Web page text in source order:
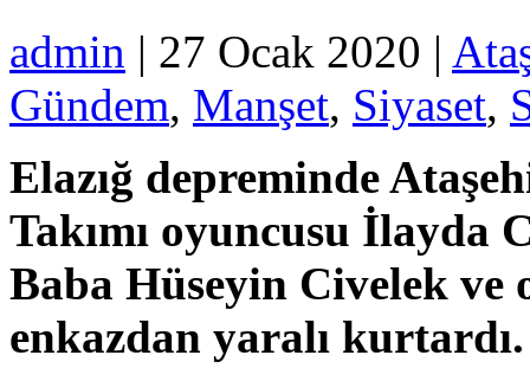
admin | 27 Ocak 2020 |
Gündem, Manşet, Siyaset,
Elazığ depreminde
Takımı oyuncusu İlayda
Baba Hüseyin Civelek ve
enkazdan yaralı kurtardı.